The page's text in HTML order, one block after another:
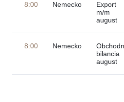
8:00 Nemecko
Export
m/m
august
8:00 Nemecko
bilancia
august